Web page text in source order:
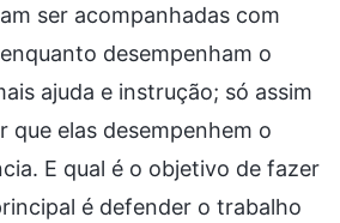
ser acompanhadas com
desempenham o
ajuda e instrução; só assim
que elas desempenhem o
E qual é o objetivo de fazer
é defender o trabalho